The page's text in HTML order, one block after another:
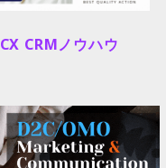
CX CRMノウハウ